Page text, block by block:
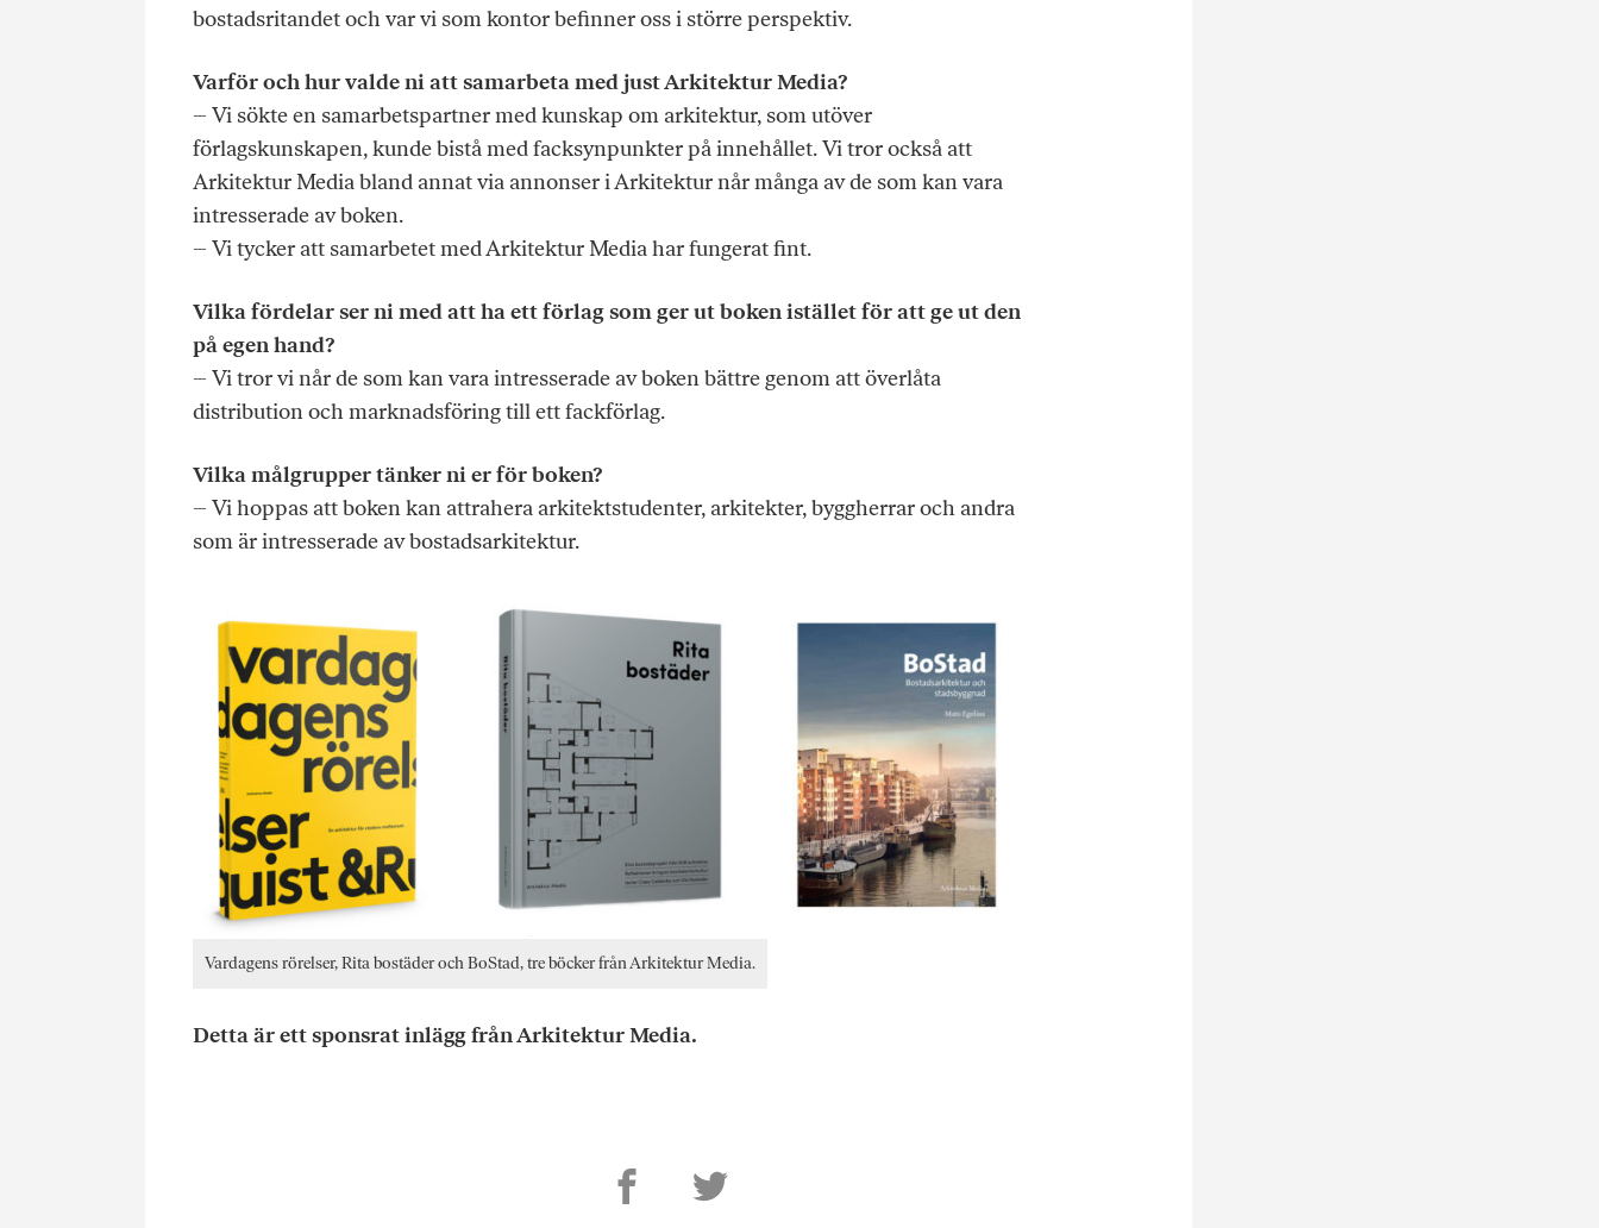
bostadsritandet och var vi som kontor befinner oss i större perspektiv.
Varför och hur valde ni att samarbeta med just Arkitektur Media?
– Vi sökte en samarbetspartner med kunskap om arkitektur, som utöver
förlagskunskapen, kunde bistå med facksynpunkter på innehållet. Vi tror också att
Arkitektur Media bland annat via annonser i Arkitektur når många av de som kan vara
intresserade av boken.
– Vi tycker att samarbetet med Arkitektur Media har fungerat fint.
Vilka fördelar ser ni med att ha ett förlag som ger ut boken istället för att ge ut den
på egen hand?
– Vi tror vi når de som kan vara intresserade av boken bättre genom att överlåta
distribution och marknadsföring till ett fackförlag.
Vilka målgrupper tänker ni er för boken?
– Vi hoppas att boken kan attrahera arkitektstudenter, arkitekter, byggherrar och andra
som är intresserade av bostadsarkitektur.
Vardagens rörelser, Rita bostäder och BoStad, tre böcker från Arkitektur Media.
Detta är ett sponsrat inlägg från Arkitektur Media.